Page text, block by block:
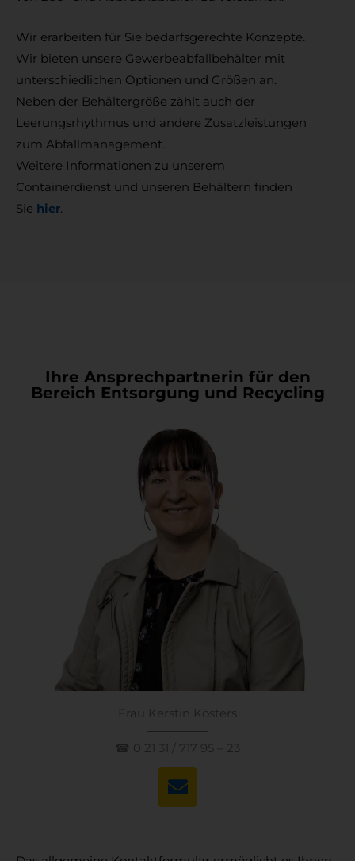
Wir erarbeiten für Sie bedarfsgerechte Konzepte.
Wir bieten unsere Gewerbeabfallbehälter mit
unterschiedlichen Optionen und Größen an.
Neben der Behältergröße zählt auch der
Leerungsrhythmus und andere Zusatzleistungen
zum Abfallmanagement.
Weitere Informationen zu unserem
Containerdienst und unseren Behältern finden
Sie hier
Ihre Ansprechpartnerin für den
Bereich Entsorgung und Recycling
Frau Kerstin Kösters
☎ 0 21 31 / 717 95 – 23